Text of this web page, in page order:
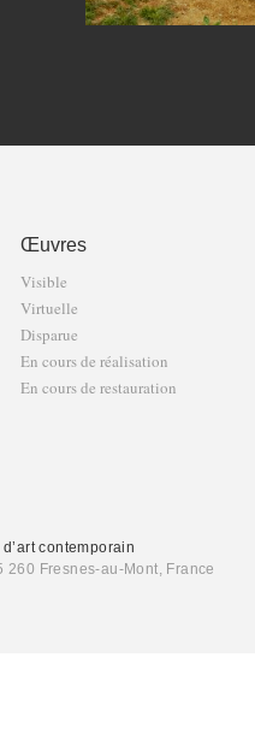
Œuvres
Visible
Virtuelle
Disparue
En cours de réalisation
En cours de restauration
contemporain
260 Fresnes-au-Mont, France